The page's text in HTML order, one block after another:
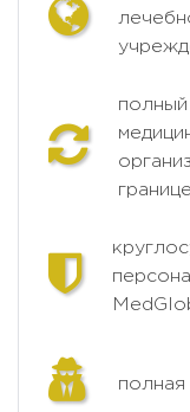
полный
полная